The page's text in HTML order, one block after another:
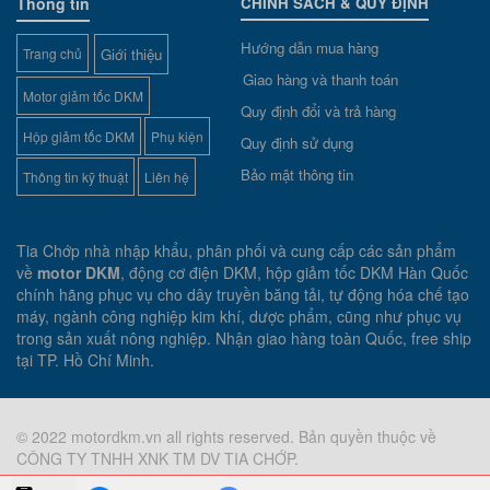
Trang chủ Giới thiệu
Motor giảm tốc DKM
Hộp giảm tốc DKM Phụ kiện
Thông tin kỹ thuật Liên hệ
Hướng dẫn mua hàng
Giao hàng và thanh toán
Quy định đổi và trả hàng
Quy định sử dụng
Bảo mật thông tin
Tia Chớp nhà nhập khẩu, phân phối và cung cấp các sản phẩm
về motor DKM, động cơ điện DKM, hộp giảm tốc DKM Hàn Quốc
chính hãng phục vụ cho dây truyền băng tải, tự động hóa chế tạo
máy, ngành công nghiệp kim khí, dược phẩm, cũng như phục vụ
trong sản xuất nông nghiệp. Nhận giao hàng toàn Quốc, free ship
tại TP. Hồ Chí Minh.
© 2022 motordkm.vn all rights reserved. Bản quyền thuộc về
CÔNG TY TNHH XNK TM DV TIA CHỚP.